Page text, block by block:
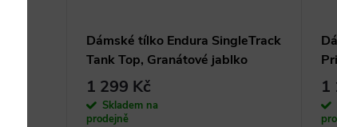
Dámské tílko Endura SingleTrack
Tank Top, Granátové jablko
1 299 Kč
Skladem na
prodejně
1